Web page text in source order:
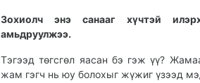
Зохиолч энэ санааг хүчтэй
амьдруулжээ.
Тэгээд төгсгөл яасан бэ гэж үү?
жам гэгч нь юу болохыг жүжиг үзээд